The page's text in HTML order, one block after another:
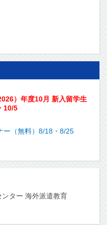
）年度10月 新入留学生
10/5
ー（無料）8/18・8/25
ター 海外派遣教育